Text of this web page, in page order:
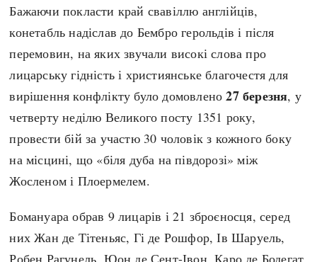
Бажаючи покласти край свавіллю англійців,
конетабль надіслав до Бембро герольдів і після
перемовин, на яких звучали високі слова про
лицарську гідність і християнське благочестя для
вирішення конфлікту було домовлено27 березня, у
четверту неділю Великого посту 1351 року,
провести бій за участю 30 чоловік з кожного боку
на місцині, що «біля дуба на півдорозі» між
Жосленом і Плоермелем.
Бомануара обрав 9 лицарів і 21 зброєносця, серед
них Жан де Тітеньяс, Гі де Рошфор, Ів Шаруель,
Робен Рагунель, Юон де Сент-Івон, Каро де Бодегат,